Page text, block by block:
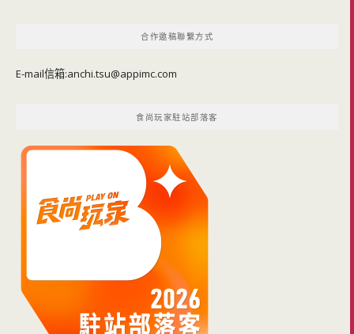
合作邀稿聯繫方式
E-mail信箱:anchi.tsu@appimc.com
食尚玩家駐站部落客